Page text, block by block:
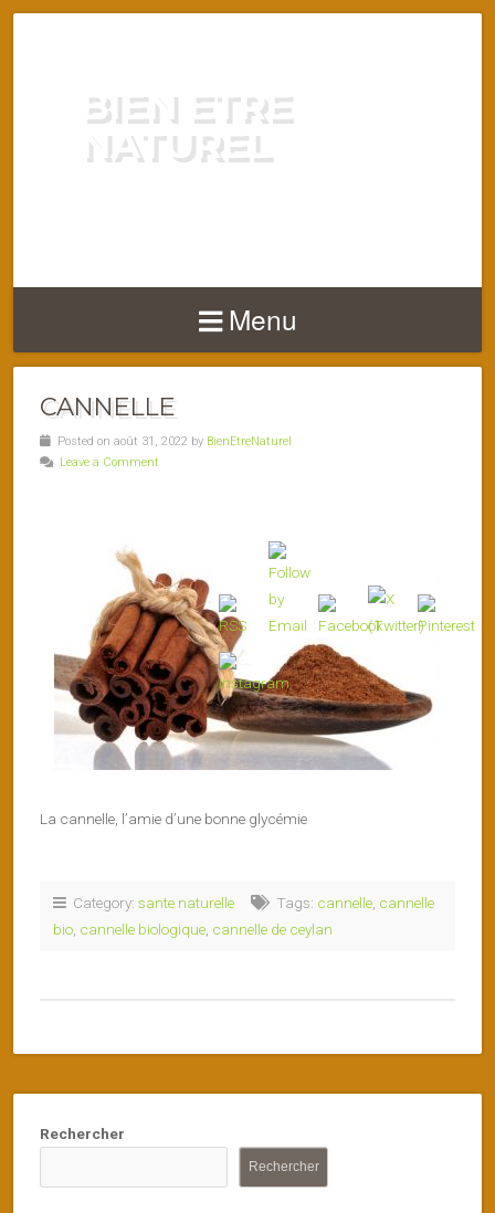
BIEN ETRE
NATUREL
Menu
CANNELLE
Posted on août 31, 2022 by BienEtreNaturel
Leave a Comment
La cannelle, l’amie d’une bonne glycémie
Category: sante naturelle Tags: cannelle cannelle
bio cannelle biologique cannelle de ceylan
Rechercher
Rechercher